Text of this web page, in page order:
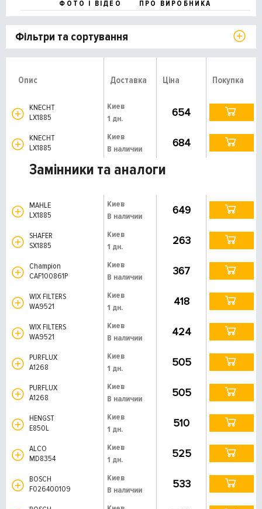
ФОТО І ВІДЕО
ПРО ВИРОБНИКА
Фільтри та сортування
Опис Доставка Ціна Покупка
KNECHT
LX1885
Киев
1 дн.
654
KNECHT
LX1885
Киев
В наличии
684
Замінники та аналоги
MAHLE
LX1885
Киев
В наличии
649
SHAFER
SX1885
Киев
1 дн.
263
Champion
CAF100861P
Киев
В наличии
367
WIX FILTERS
WA9521
Киев
1 дн.
418
WIX FILTERS
WA9521
Киев
В наличии
424
PURFLUX
A1268
Киев
1 дн.
505
PURFLUX
A1268
Киев
В наличии
505
HENGST
E850L
Киев
1 дн.
510
ALCO
MD8354
Киев
1 дн.
525
BOSCH
F026400109
Киев
В наличии
533